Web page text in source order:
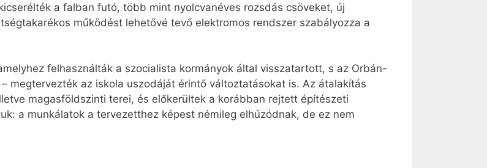
a falban futó, több mint nyolcvanéves rozsdás csöveket, új
működést lehetővé tevő elektromos rendszer szabályozza a
felhasználták a szocialista kormányok által visszatartott, s az Orbán-
megtervezték az iskola uszodáját érintő változtatásokat is. Az átalakítás
magasföldszinti terei, és előkerültek a korábban rejtett építészeti
a munkálatok a tervezetthez képest némileg elhúzódnak, de ez nem